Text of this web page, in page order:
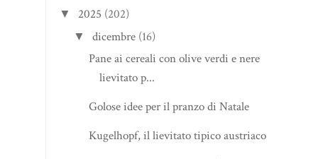
▼ 2025 (202)
▼ dicembre (16)
Pane ai cereali con olive verdi e nere
lievitato p...
Golose idee per il pranzo di Natale
Kugelhopf, il lievitato tipico austriaco